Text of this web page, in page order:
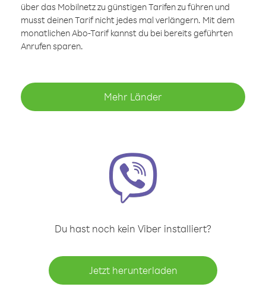
über das Mobilnetz zu günstigen Tarifen zu führen und
musst deinen Tarif nicht jedes mal verlängern. Mit dem
monatlichen Abo-Tarif kannst du bei bereits geführten
Anrufen sparen.
Mehr Länder
Du hast noch kein Viber installiert?
Jetzt herunterladen